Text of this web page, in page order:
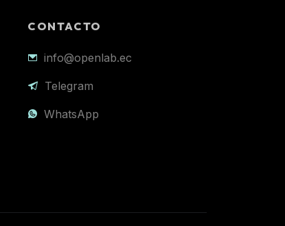
CONTACTO
info@openlab.ec
Telegram
WhatsApp